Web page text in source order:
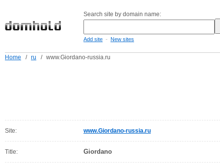
Search site by domain name:
Add site - New sites
Home / ru / www.Giordano-russia.ru
Site: www.Giordano-russia.ru
Title: Giordano